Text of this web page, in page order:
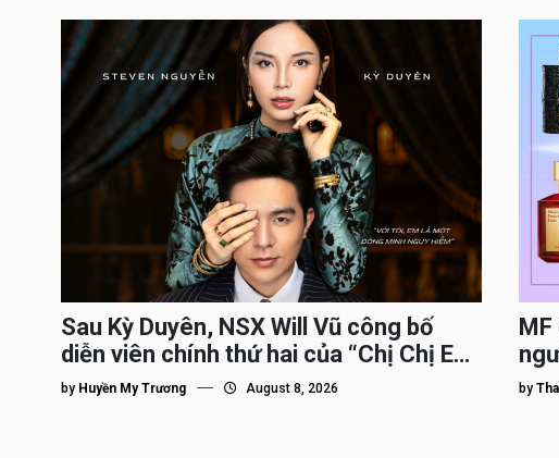
Sau Kỳ Duyên, NSX Will Vũ công bố
diễn viên chính thứ hai của “Chị Chị Em
Em 3″
by Huyền My Trương August 8, 2026
MF
by